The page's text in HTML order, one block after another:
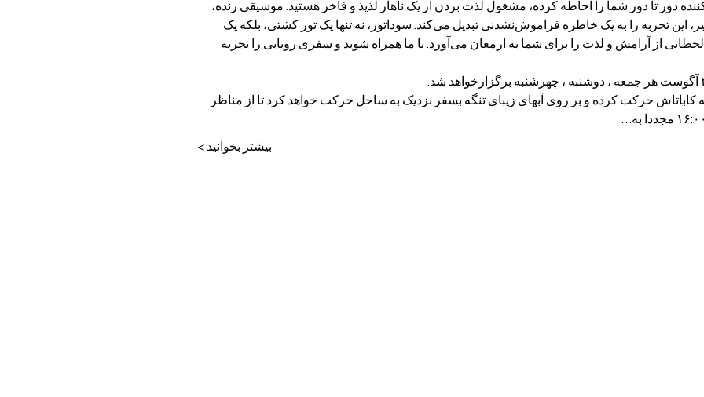
در حالی که مناظر خیره‌کننده دور تا دور شما را احاطه کرده، مشغول لذت بردن از یک ناهار لذیذ و فاخر هستید. موسیقی زنده،
نورهای رمانتیک و خدمات بی‌نظیر، این تجربه را به یک خاطره فراموش‌نشدنی تبدیل می‌کند. سوداتور، نه تنها یک تور کشتی، بلکه یک
ماجراجویی در دل دریا است که لحظاتی از آرامش و لذت را برای شما به ارمغان می‌آورد. با ما همراه شوید و سفری رویایی را تجربه
۱۲:۰۰ از اسکله کاباتاش حرکت کرده و بر روی آبهای زیبای تنگه بسفر نزدیک به ساحل حرکت خواهد کرد تا از مناظر
بیشتر بخوانید >